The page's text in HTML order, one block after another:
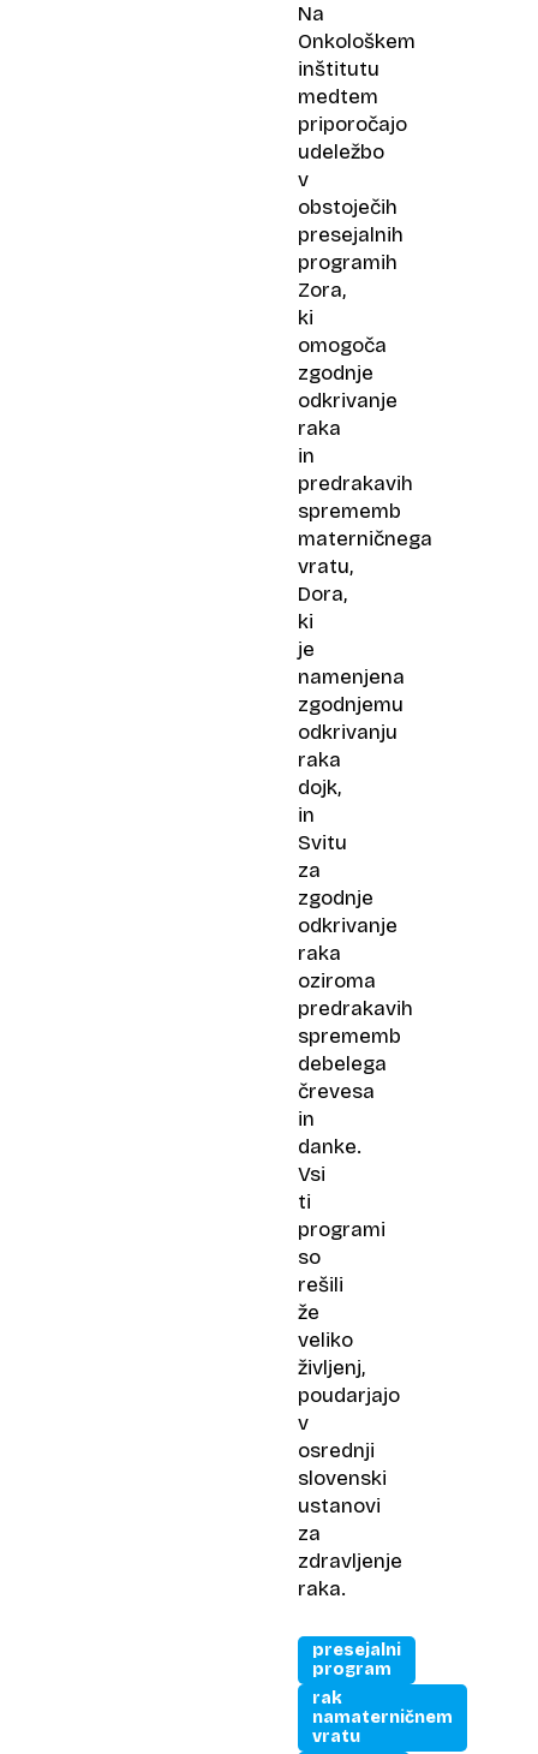
Na
Onkološkem
inštitutu
medtem
priporočajo
udeležbo
v
obstoječih
presejalnih
programih
Zora,
ki
omogoča
zgodnje
odkrivanje
raka
in
predrakavih
sprememb
materničnega
vratu,
Dora,
ki
je
namenjena
zgodnjemu
odkrivanju
raka
dojk,
in
Svitu
za
zgodnje
odkrivanje
raka
oziroma
predrakavih
sprememb
debelega
črevesa
in
danke.
Vsi
ti
programi
so
rešili
že
veliko
življenj,
poudarjajo
v
osrednji
slovenski
ustanovi
za
zdravljenje
raka.
presejalni
program
rak
namaterničnem
vratu